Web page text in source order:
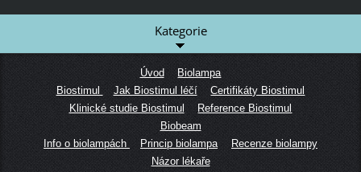
Kategorie
Úvod
Biolampa
Biostimul
Jak Biostimul léčí
Certifikáty Biostimul
Klinické studie Biostimul
Reference Biostimul
Biobeam
Info o biolampách
Princip biolampa
Recenze biolampy
Názor lékaře